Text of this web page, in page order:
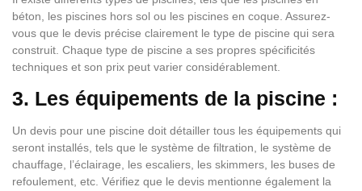
béton, les piscines hors sol ou les piscines en coque. Assurez-
vous que le devis précise clairement le type de piscine qui sera
construit. Chaque type de piscine a ses propres spécificités
techniques et son prix peut varier considérablement.
3. Les équipements de la piscine :
Un devis pour une piscine doit détailler tous les équipements qui
seront installés, tels que le système de filtration, le système de
chauffage, l’éclairage, les escaliers, les skimmers, les buses de
refoulement, etc. Vérifiez que le devis mentionne également la